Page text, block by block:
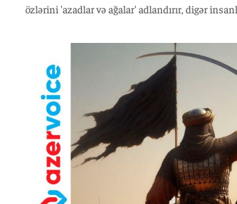
özlərini 'azadlar və ağalar' adlandırır, digər
devrildikdə və hakimiyyətləri əllərindən
ərəblər farsların nəzərində millətlərin ən
bu hadisə onlara çox ağır gəldi və müsibətləri
Müxtəlif vaxtlarda müharibə yolu ilə İslama hiylə
çalışdılar, lakin hər dəfə Allahu-Təala haqqı
Aşnas ,əl-Muqəffə və başqaları bu işin başında
idi... Sonra gördülər ki, hiylə yolu ilə İslama zərbə
effektivdir. Beləliklə, onlardan bir qrupu zahirən
etdi və Rəsulullahın (s.a.s) Əhli-beytinə
etdirərək, Əli bin Əbu Talibə edilən zülmü